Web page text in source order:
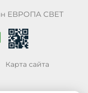
ЕВРОПА СВЕТ
Карта сайта